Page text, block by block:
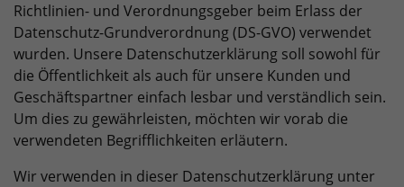
Richtlinien- und Verordnungsgeber beim Erlass der
Datenschutz-Grundverordnung (DS-GVO) verwendet
wurden. Unsere Datenschutzerklärung soll sowohl für
die Öffentlichkeit als auch für unsere Kunden und
Geschäftspartner einfach lesbar und verständlich sein.
Um dies zu gewährleisten, möchten wir vorab die
verwendeten Begrifflichkeiten erläutern.
Wir verwenden in dieser Datenschutzerklärung unter